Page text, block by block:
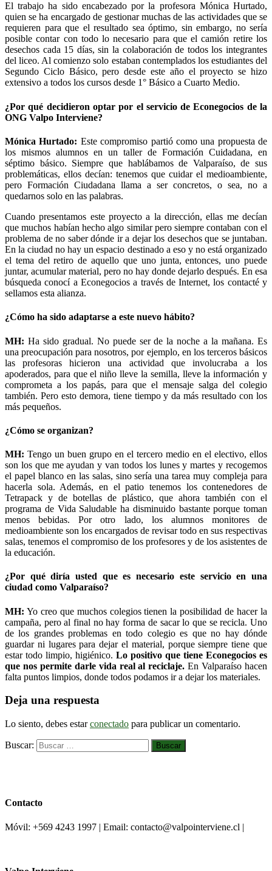
El trabajo ha sido encabezado por la profesora Mónica Hurtado,
quien se ha encargado de gestionar muchas de las actividades que se
requieren para que el resultado sea óptimo, sin embargo, no sería
posible contar con todo lo necesario para que el camión retire los
desechos cada 15 días, sin la colaboración de todos los integrantes
del liceo. Al comienzo solo estaban contemplados los estudiantes del
Segundo Ciclo Básico, pero desde este año el proyecto se hizo
extensivo a todos los cursos desde 1° Básico a Cuarto Medio.
¿Por qué decidieron optar por el servicio de Econegocios de la
ONG Valpo Interviene?
Mónica Hurtado: Este compromiso partió como una propuesta de
los mismos alumnos en un taller de Formación Cuidadana, en
séptimo básico. Siempre que hablábamos de Valparaíso, de sus
problemáticas, ellos decían: tenemos que cuidar el medioambiente,
pero Formación Ciudadana llama a ser concretos, o sea, no a
quedarnos solo en las palabras.
Cuando presentamos este proyecto a la dirección, ellas me decían
que muchos habían hecho algo similar pero siempre contaban con el
problema de no saber dónde ir a dejar los desechos que se juntaban.
En la ciudad no hay un espacio destinado a eso y no está organizado
el tema del retiro de aquello que uno junta, entonces, uno puede
juntar, acumular material, pero no hay donde dejarlo después. En esa
búsqueda conocí a Econegocios a través de Internet, los contacté y
sellamos esta alianza.
¿Cómo ha sido adaptarse a este nuevo hábito?
MH: Ha sido gradual. No puede ser de la noche a la mañana. Es
una preocupación para nosotros, por ejemplo, en los terceros básicos
las profesoras hicieron una actividad que involucraba a los
apoderados, para que el niño lleve la semilla, lleve la información y
comprometa a los papás, para que el mensaje salga del colegio
también. Pero esto demora, tiene tiempo y da más resultado con los
más pequeños.
¿Cómo se organizan?
MH: Tengo un buen grupo en el tercero medio en el electivo, ellos
son los que me ayudan y van todos los lunes y martes y recogemos
el papel blanco en las salas, sino sería una tarea muy compleja para
hacerla sola. Además, en el patio tenemos los contenedores de
Tetrapack y de botellas de plástico, que ahora también con el
programa de Vida Saludable ha disminuido bastante porque toman
menos bebidas. Por otro lado, los alumnos monitores de
medioambiente son los encargados de revisar todo en sus respectivas
salas, tenemos el compromiso de los profesores y de los asistentes de
la educación.
¿Por qué diría usted que es necesario este servicio en una
ciudad como Valparaíso?
MH: Yo creo que muchos colegios tienen la posibilidad de hacer la
campaña, pero al final no hay forma de sacar lo que se recicla. Uno
de los grandes problemas en todo colegio es que no hay dónde
guardar ni lugares para dejar el material, porque siempre tiene que
estar todo limpio, higiénico. Lo positivo que tiene Econegocios es
que nos permite darle vida real al reciclaje. En Valparaíso hacen
falta puntos limpios, donde todos podamos ir a dejar los materiales.
Deja una respuesta
Lo siento, debes estarconectado para publicar un comentario.
Buscar:
Contacto
Móvil: +569 4243 1997 | Email: contacto@valpointerviene.cl |